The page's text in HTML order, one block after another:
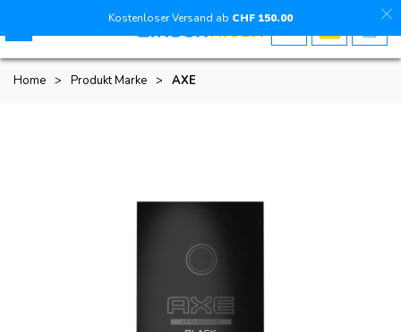
Home > Produkt Marke > AXE
Kostenloser Versand ab CHF 150.00